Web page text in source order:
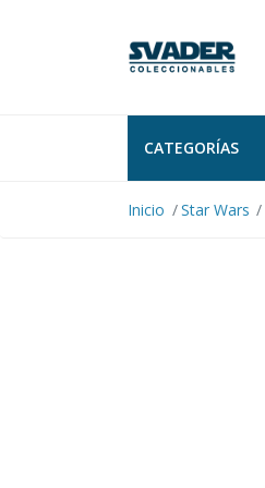
CATEGORÍAS
Inicio Star Wars